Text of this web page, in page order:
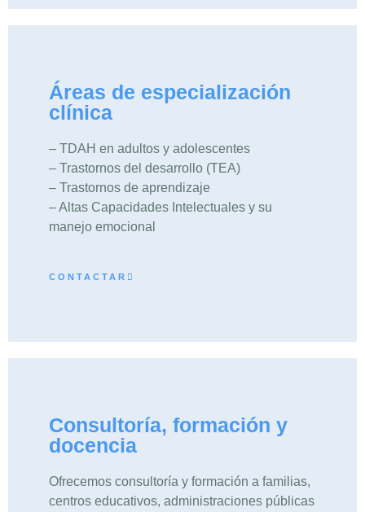
Áreas de especialización
clínica
– TDAH en adultos y adolescentes
– Trastornos del desarrollo (TEA)
– Trastornos de aprendizaje
– Altas Capacidades Intelectuales y su
manejo emocional
CONTACTAR
Consultoría, formación y
docencia
Ofrecemos consultoría y formación a familias,
centros educativos, administraciones públicas